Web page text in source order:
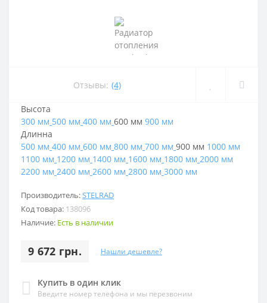
Отзывы: (4)
Производитель:STELRAD
Код товара: 138096
Наличие: Есть в наличии
9 672 грн. Нашли дешевле?
Купить в один клик
Введите номер телефона и мы перезвоним
Высота
300 мм 500 мм 400 мм 600 мм 900 мм
Длинна
500 мм 400 мм 600 мм 800 мм 700 мм 900 мм 1000 мм
1100 мм 1200 мм 1400 мм 1600 мм 1800 мм 2000 мм
2200 мм 2400 мм 2600 мм 2800 мм 3000 мм